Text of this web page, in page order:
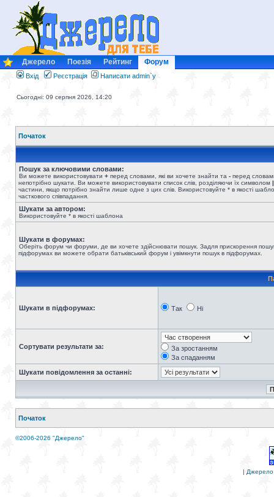
Джерело Поезія Рейтинг Форум
Вхід Реєстрація Написати admin`у
Сьогодні: 09 серпня 2026, 14:20
Початок
Пошук за ключовими словами:
Ви можете використовувати + перед словами, які ви хочете знайти та - перед
непотрібно шукати. Ви можете використовувати список слів, розділяючи їх символом |
частини, якщо потрібно знайти лише одне з цих слів. Використовуйте * в якості
часткового співпадання.
Шукати за автором:
Використовуйте * в якості шаблона
Шукати в форумах:
Оберіть форум чи форуми, де ви хочете здійснювати пошук. Задля прискорення
підфорумах ви можете обрати батьківський форум і увімкнути пошук в підфорумах.
Шукати в підфорумах: Так Ні
Сортувати результати за:
За зростанням
За спаданням
Шукати повідомлення за останні:
Початок
©2006-2026 "Джерело"
| Джерело